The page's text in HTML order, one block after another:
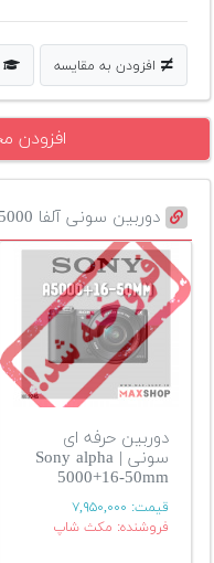
قیمت
دوربین
بله
افزودن به مقایسه
افزودن
دوربین سونی آلفا a5000 بدنه دست دوم
دوربین حرفه ای
سونی | Sony alpha
5000+16-50mm
قیمت: ۷,۹۵۰,۰۰۰
فروشنده: مکث شاپ